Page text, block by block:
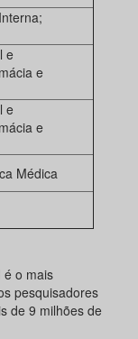
e
e
e
e
Médica
é o mais
pesquisadores
de 9 milhões de